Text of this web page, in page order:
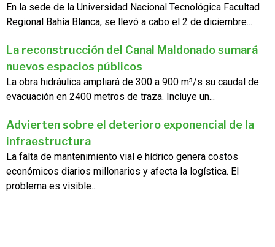
En la sede de la Universidad Nacional Tecnológica Facultad
Regional Bahía Blanca, se llevó a cabo el 2 de diciembre...
La reconstrucción del Canal Maldonado sumará
nuevos espacios públicos
La obra hidráulica ampliará de 300 a 900 m³/s su caudal de
evacuación en 2400 metros de traza. Incluye un...
Advierten sobre el deterioro exponencial de la
infraestructura
La falta de mantenimiento vial e hídrico genera costos
económicos diarios millonarios y afecta la logística. El
problema es visible...